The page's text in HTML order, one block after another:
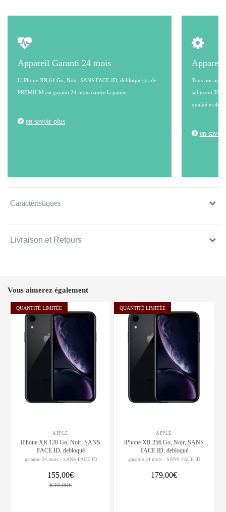
Appareil Garanti 24 mois
L'iPhone XR 64 Go, Noir, SANS FACE ID, debloqué grade
PREMIUM est garanti 24 mois contre la panne
en savoir plus
Appareil
Tous nos
subissent 35
qualité et de
en
Caractéristiques
Livraison et Retours
Vous aimerez également
QUANTITÉ LIMITÉE
APPLE
iPhone XR 128 Go, Noir, SANS
FACE ID, debloqué
garantie 24 mois - SANS FACE ID
155,00€
639,00€
QUANTITÉ LIMITÉE
APPLE
iPhone XR 256 Go, Noir, SANS
FACE ID, debloqué
garantie 24 mois - SANS FACE ID
179,00€